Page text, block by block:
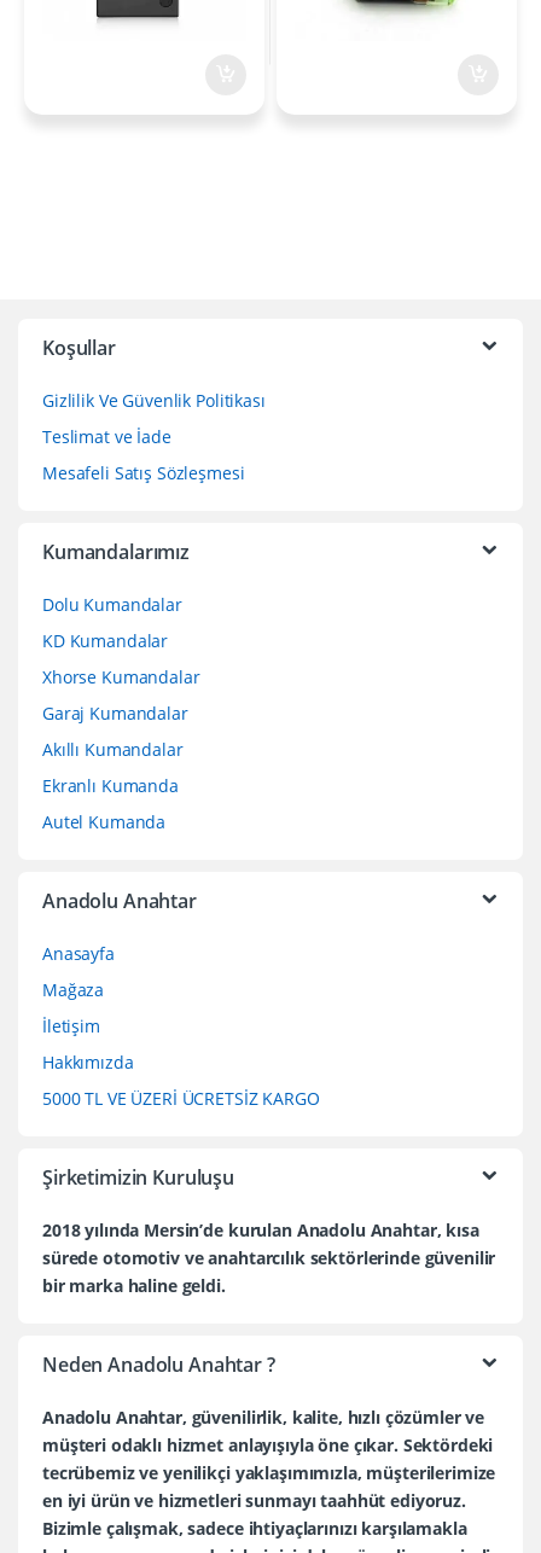
Koşullar
Gizlilik Ve Güvenlik Politikası
Teslimat ve İade
Mesafeli Satış Sözleşmesi
Kumandalarımız
Dolu Kumandalar
KD Kumandalar
Xhorse Kumandalar
Garaj Kumandalar
Akıllı Kumandalar
Ekranlı Kumanda
Autel Kumanda
Anadolu Anahtar
Anasayfa
Mağaza
İletişim
Hakkımızda
5000 TL VE ÜZERİ ÜCRETSİZ KARGO
Şirketimizin Kuruluşu
2018 yılında Mersin’de kurulan Anadolu Anahtar, kısa
sürede otomotiv ve anahtarcılık sektörlerinde güvenilir
bir marka haline geldi.
Neden Anadolu Anahtar ?
Anadolu Anahtar, güvenilirlik, kalite, hızlı çözümler ve
müşteri odaklı hizmet anlayışıyla öne çıkar. Sektördeki
tecrübemiz ve yenilikçi yaklaşımımızla, müşterilerimize
en iyi ürün ve hizmetleri sunmayı taahhüt ediyoruz.
Bizimle çalışmak, sadece ihtiyaçlarınızı karşılamakla